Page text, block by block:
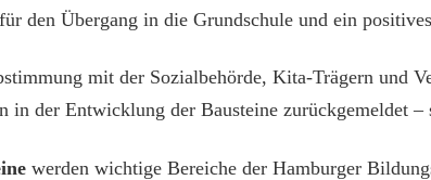
den Übergang in die Grundschule und ein
mit der Sozialbehörde, Kita-Trägern und
in der Entwicklung der Bausteine zurückgemeldet
werden wichtige Bereiche der Hamburger